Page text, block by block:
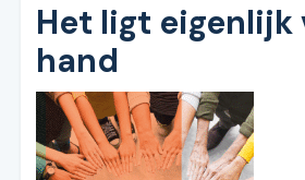
Het ligt eigenlijk
hand